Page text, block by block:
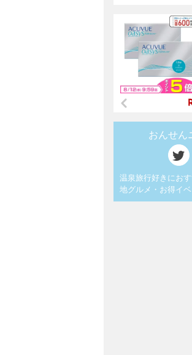
おんせん
温泉旅行好きにお
地グルメ・お得イ